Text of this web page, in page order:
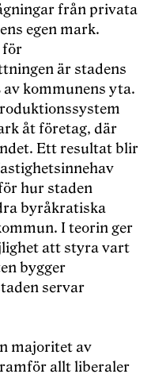
från privata
egen mark.
för
är stadens
kommunens yta.
åt företag, där
Ett resultat blir
hur staden
byråkratiska
I teorin ger
att styra vart
bygger
servar
majoritet av
allt liberaler